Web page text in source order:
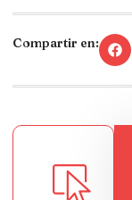
Compartir en: